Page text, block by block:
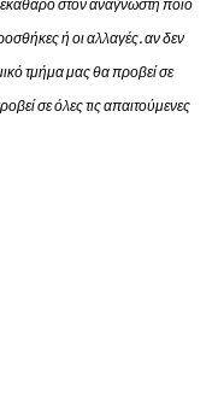
στον αναγνώστη ποιο
ή οι αλλαγές. αν δεν
τμήμα μας θα προβεί σε
σε όλες τις απαιτούμενες